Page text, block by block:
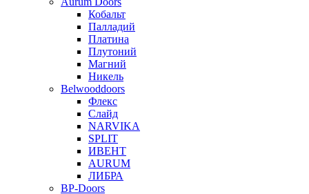
Кобальт
Палладий
Платина
Плутоний
Магний
Никель
Belwooddoors
Флекс
Слайд
NARVIKA
SPLIT
ИВЕНТ
AURUM
ЛИБРА
BP-Doors